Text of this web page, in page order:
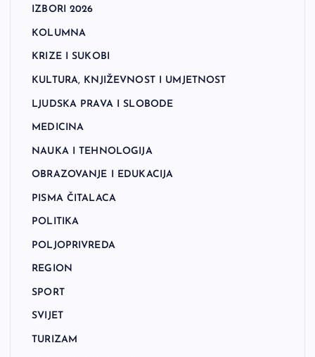
IZBORI 2026
KOLUMNA
KRIZE I SUKOBI
KULTURA, KNJIŽEVNOST I UMJETNOST
LJUDSKA PRAVA I SLOBODE
MEDICINA
NAUKA I TEHNOLOGIJA
OBRAZOVANJE I EDUKACIJA
PISMA ČITALACA
POLITIKA
POLJOPRIVREDA
REGION
SPORT
SVIJET
TURIZAM